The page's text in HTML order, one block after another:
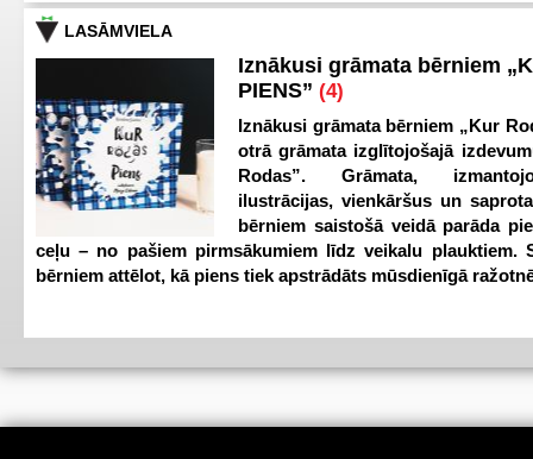
LASĀMVIELA
Iznākusi grāmata bērniem
PIENS” (4)
Iznākusi grāmata bērniem „Kur
otrā grāmata izglītojošajā
Rodas”. Grāmata,
ilustrācijas, vienkāršus un
bērniem saistošā veidā parāda
ceļu – no pašiem pirmsākumiem līdz veikalu plauktiem.
bērniem attēlot, kā piens tiek apstrādāts mūsdienīgā